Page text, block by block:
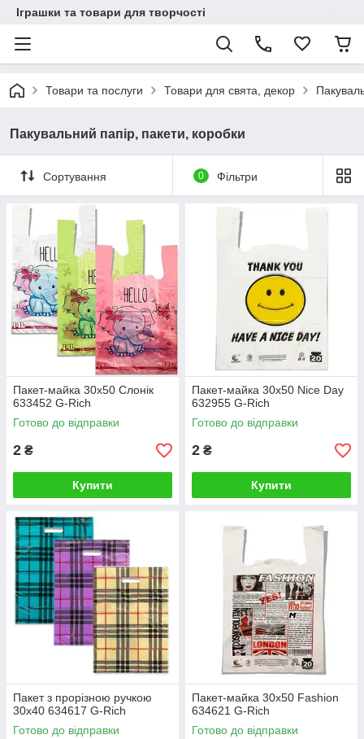
Іграшки та товари для творчості
Товари та послуги Товари для свята, декор
Пакувальний папір, пакети, коробки
Сортування 0 Фільтри
Пакет-майка 30х50 Слонік
633452 G-Rich
Готово до відправки
2 ₴
Купити
Пакет-майка 30х50 Nice Day
632955 G-Rich
Готово до відправки
2 ₴
Купити
Пакет з прорізною ручкою
30х40 634617 G-Rich
Готово до відправки
Пакет-майка 30х50 Fashion
634621 G-Rich
Готово до відправки